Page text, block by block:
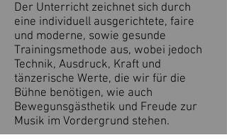
Der Unterricht zeichnet sich durch
eine individuell ausgerichtete, faire
und moderne, sowie gesunde
Trainingsmethode aus, wobei jedoch
Technik, Ausdruck, Kraft und
tänzerische Werte, die wir für die
Bühne benötigen, wie auch
Bewegunsgästhetik und Freude zur
Musik im Vordergrund stehen.